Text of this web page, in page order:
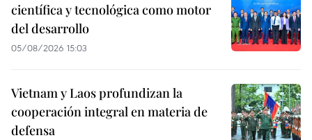
científica y tecnológica como motor
del desarrollo
05/08/2026 15:03
Vietnam y Laos profundizan la
cooperación integral en materia de
defensa